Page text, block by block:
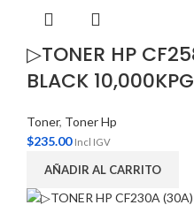
▷TONER HP
BLACK
Toner, Toner Hp
$235.00 Incl IGV
AÑADIR AL CARRITO